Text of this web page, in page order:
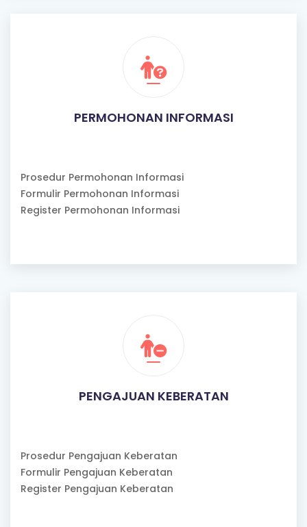
PERMOHONAN INFORMASI
Prosedur Permohonan Informasi
Formulir Permohonan Informasi
Register Permohonan Informasi
PENGAJUAN KEBERATAN
Prosedur Pengajuan Keberatan
Formulir Pengajuan Keberatan
Register Pengajuan Keberatan